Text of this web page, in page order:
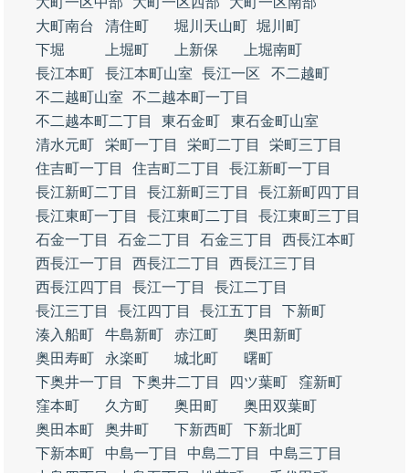
大町南台
清住町 堀川天山町 堀川町
下堀
上堀町 上新保
上堀南町
長江本町
長江本町山室 長江一区
不二越町
不二越町山室
不二越本町一丁目
不二越本町二丁目
東石金町
東石金町山室
清水元町
栄町一丁目 栄町二丁目
栄町三丁目
住吉町一丁目
住吉町二丁目
長江新町一丁目
長江新町二丁目
長江新町三丁目
長江新町四丁目
長江東町一丁目
長江東町二丁目
長江東町三丁目
石金一丁目
石金二丁目 石金三丁目
西長江本町
西長江一丁目
西長江二丁目
西長江三丁目
西長江四丁目
長江一丁目
長江二丁目
長江三丁目
長江四丁目 長江五丁目
下新町
湊入船町
牛島新町 赤江町
奥田新町
奥田寿町
永楽町 城北町
曙町
下奥井一丁目
下奥井二丁目 四ツ葉町
窪新町
窪本町
久方町 奥田町
奥田双葉町
奥田本町
奥井町 下新西町
下新北町
下新本町
中島一丁目 中島二丁目
中島三丁目